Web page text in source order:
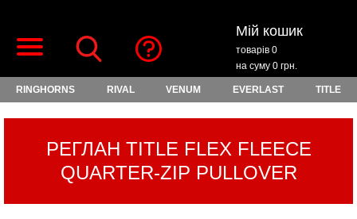
Мій кошик
товарів 0
на суму 0 грн.
RINGHORNS RIVAL VENUM EVERLAST TITLE
РЕГЛАН TITLE FLEX FLEECE
QUARTER-ZIP PULLOVER